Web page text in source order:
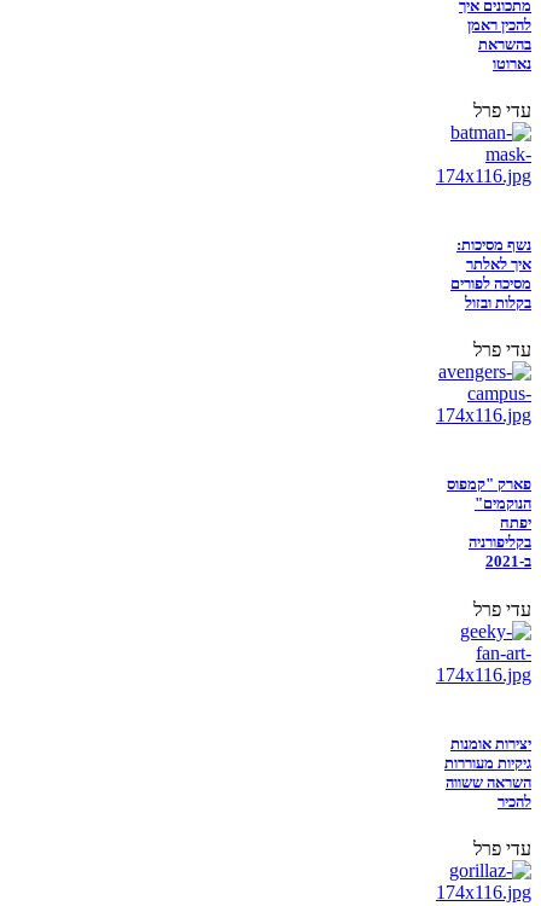
מתכונים איך
להכין ראמן
בהשראת
נארוטו
עדי פרל
נשף מסיכות:
איך לאלתר
מסיכה לפורים
בקלות ובזול
עדי פרל
פארק "קמפוס
הנוקמים"
יפתח
בקליפורניה
ב-2021
עדי פרל
יצירות אומנות
גיקיות מעוררות
השראה ששווה
להכיר
עדי פרל